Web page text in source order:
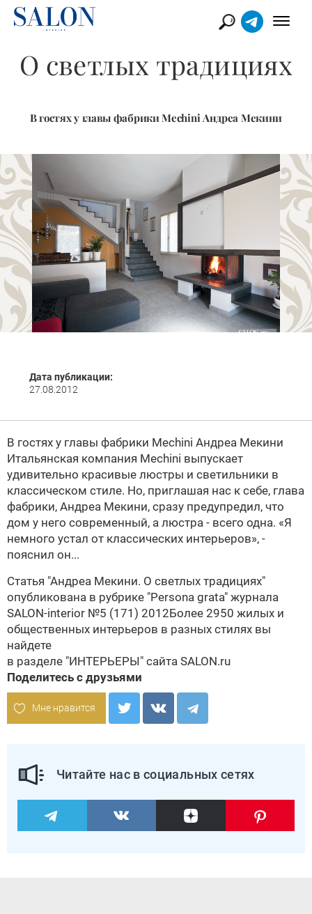
О светлых традициях
В гостях у главы фабрики Mechini Андреа Мекини
Дата публикации:
27.08.2012
В гостях у главы фабрики Mechini Андреа Мекини
Итальянская компания Mechini выпускает
удивительно красивые люстры и светильники в
классическом стиле. Но, приглашая нас к себе, глава
фабрики, Андреа Мекини, сразу предупредил, что
дом у него современный, а люстра - всего одна. «Я
немного устал от классических интерьеров», -
пояснил он...
Статья "Андреа Мекини. О светлых традициях"
опубликована в рубрике "Persona grata" журнала
SALON-interior №5 (171) 2012Более 2950 жилых и
общественных интерьеров в разных стилях вы
найдете
в разделе "ИНТЕРЬЕРЫ" сайта SALON.ru
Поделитесь с друзьями
Мне нравится
Читайте нас в социальных сетях